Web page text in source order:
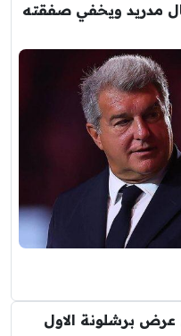
مدريد ويخفي صفقته
برشلونة الاول